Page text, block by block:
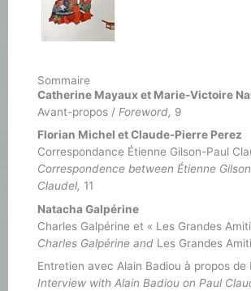
Sommaire
Catherine Mayaux et Marie-Victoire
Avant-propos / Foreword, 9
Florian Michel et Claude-Pierre Perez
Correspondance Étienne Gilson-Paul
Correspondence between Étienne
Claudel, 11
Natacha Galpérine
Charles Galpérine et « Les Grandes
Charles Galpérine and Les Grandes
Entretien avec Alain Badiou à propos de
Interview with Alain Badiou on Paul